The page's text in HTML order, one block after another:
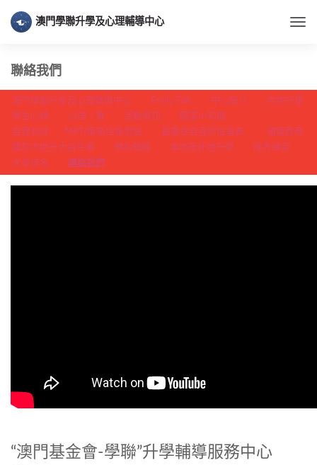
澳門學聯升學及心理輔導中心
聯絡我們
澳門學聯升學及心理輔導中心 Emily Talk 中心簡介
內地升學
學生心晴
心理・事 活動資訊
職業小知識
自我測評
MBTI職業性格測試 憂鬱症自我評估量表
親職教育
關於內地升大這件事
預約輔導 本地及外地升學
應考練習
大學排名
聯絡我們
“澳門基金會-學聯”升學輔導服務中心